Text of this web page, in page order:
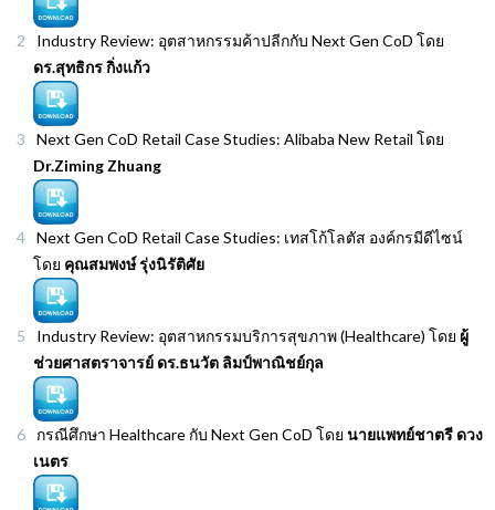
Industry Review: อุตสาหกรรมค้าปลีกกับ Next Gen CoD โดย
ดร.สุทธิกร กิ่งแก้ว
Next Gen CoD Retail Case Studies: Alibaba New Retail โดย
Dr.Ziming Zhuang
Next Gen CoD Retail Case Studies: เทสโก้โลตัส องค์กรมีดีไซน์
โดย คุณสมพงษ์ รุ่งนิรัติศัย
Industry Review: อุตสาหกรรมบริการสุขภาพ (Healthcare) โดย ผู้
ช่วยศาสตราจารย์ ดร.ธนวัต ลิมป์พาณิชย์กุล
กรณีศึกษา Healthcare กับ Next Gen CoD โดย นายแพทย์ชาตรี ดวง
เนตร